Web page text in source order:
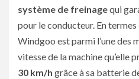
système de freinagequi
pour le conducteur. En
Windgoo est parmi l’une des
vitesse de la machine qu’elle
30 km/h grâce à sa batterie